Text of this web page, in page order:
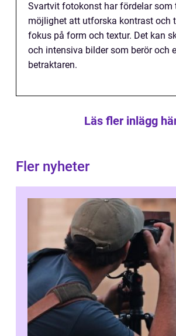
Svartvit fotokonst har fördelar som
möjlighet att utforska kontrast och
fokus på form och textur. Det kan
och intensiva bilder som berör och
betraktaren.
Läs fler inlägg
Fler nyheter